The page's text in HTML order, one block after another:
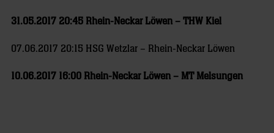
31.05.2017 20:45 Rhein-Neckar Löwen – THW Kiel
07.06.2017 20:15 HSG Wetzlar – Rhein-Neckar Löwen
10.06.2017 16:00 Rhein-Neckar Löwen – MT Melsungen